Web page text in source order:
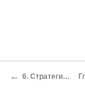
← 6. Стратегическое проектирование